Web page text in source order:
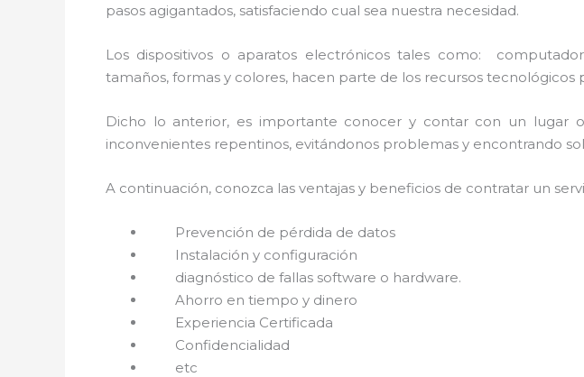
pasos agigantados, satisfaciendo cual sea nuestra necesidad.
Los dispositivos o aparatos electrónicos tales como:
tamaños, formas y colores, hacen parte de los recursos tecnológicos
Dicho lo anterior, es importante conocer y contar con un lugar
inconvenientes repentinos, evitándonos problemas y encontrando
A continuación, conozca las ventajas y beneficios de contratar un
Prevención de pérdida de datos
Instalación y configuración
diagnóstico de fallas software o hardware.
Ahorro en tiempo y dinero
Experiencia Certificada
Confidencialidad
etc